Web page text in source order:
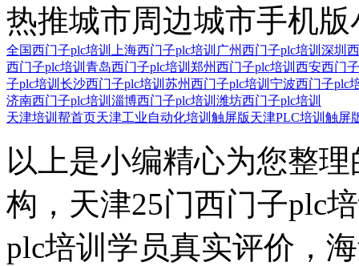
热推城市周边城市手机版
全国西门子plc培训 上海西门子plc培训 广州西门子plc培训 深圳
西门子plc培训 青岛西门子plc培训 郑州西门子plc培训 西安西门
子plc培训 长沙西门子plc培训 苏州西门子plc培训 宁波西门子plc
济南西门子plc培训 淄博西门子plc培训 潍坊西门子plc培训
天津培训帮首页天津工业自动化培训触屏版天津PLC培训触屏
以上是小编精心为您整
构，天津25门西门子plc
plc培训学员真实评价，